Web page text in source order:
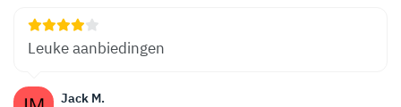
Jack M.
Leuke aanbiedingen